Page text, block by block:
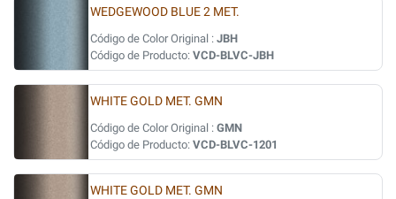
WEDGEWOOD BLUE 2 MET.
Código de Color Original : JBH
Código de Producto: VCD-BLVC-JBH
WHITE GOLD MET. GMN
Código de Color Original : GMN
Código de Producto: VCD-BLVC-1201
WHITE GOLD MET. GMN